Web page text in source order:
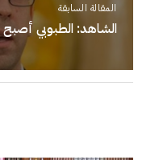
المقالة السابقة
الشاهد: الطبوبي أصبح